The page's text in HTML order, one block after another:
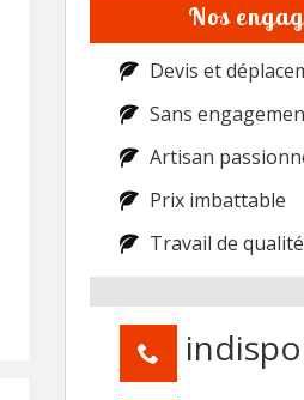
Nos
Devis et
Sans
Artisan
Prix imbattable
Travail de qualité